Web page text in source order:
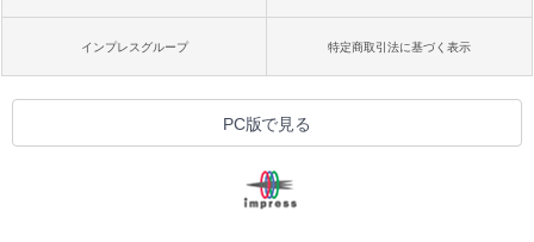
インプレスグループ 特定商取引法に基づく表示
PC版で見る